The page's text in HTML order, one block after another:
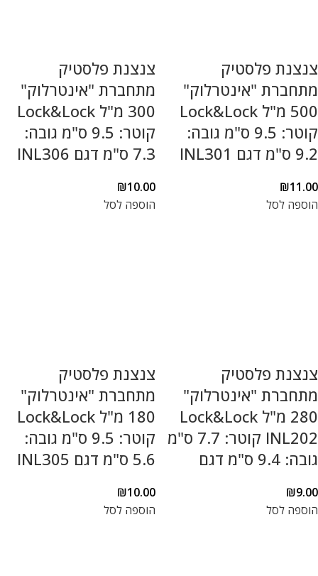
צנצנת פלסטיק
מתחברת "אינטרלוק"
500 מ"ל Lock&Lock
קוטר: 9.5 ס"מ גובה:
9.2 ס"מ דגם INL301
₪11.00
הוספה לסל
צנצנת פלסטיק
מתחברת "אינטרלוק"
300 מ"ל Lock&Lock
קוטר: 9.5 ס"מ גובה:
7.3 ס"מ דגם INL306
₪10.00
הוספה לסל
צנצנת פלסטיק
מתחברת "אינטרלוק"
280 מ"ל Lock&Lock
INL202 קוטר: 7.7 ס"מ
גובה: 9.4 ס"מ דגם
₪9.00
הוספה לסל
צנצנת פלסטיק
מתחברת "אינטרלוק"
180 מ"ל Lock&Lock
קוטר: 9.5 ס"מ גובה:
5.6 ס"מ דגם INL305
₪10.00
הוספה לסל